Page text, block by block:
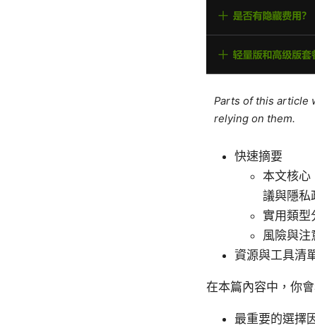
Parts of this article
relying on them.
快速摘要
本文核心
議與隱私
實用類型
風險與注
資源與工具清
在本篇內容中，你
最重要的選擇